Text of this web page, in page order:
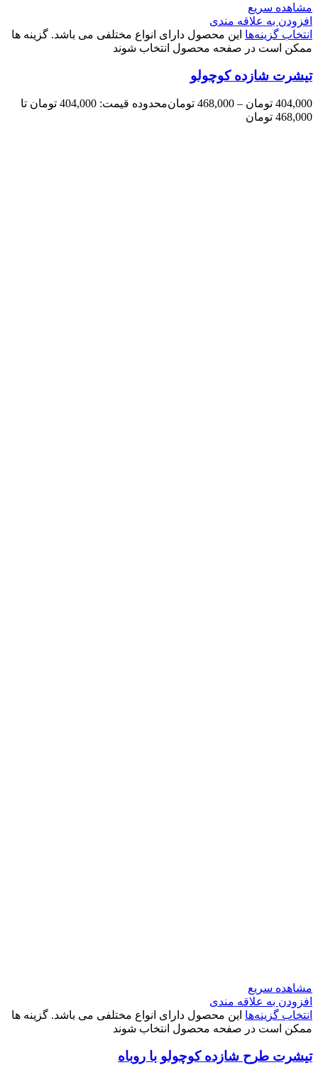
مشاهده سریع
افزودن به علاقه مندی
انتخاب گزینه‌ها این محصول دارای انواع مختلفی می باشد. گزینه ها
ممکن است در صفحه محصول انتخاب شوند
تیشرت شازده کوچولو
404,000 تومان –
468,000 تومان
محدوده قیمت: 404,000 تومان تا
468,000 تومان
مشاهده سریع
افزودن به علاقه مندی
انتخاب گزینه‌ها این محصول دارای انواع مختلفی می باشد. گزینه ها
ممکن است در صفحه محصول انتخاب شوند
تیشرت طرح شازده کوچولو با روباه